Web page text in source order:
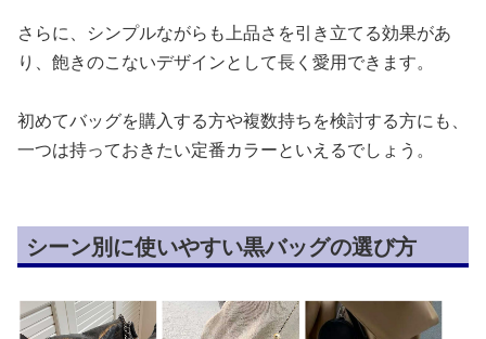
さらに、シンプルながらも上品さを引き立てる効果があ
り、飽きのこないデザインとして長く愛用できます。
初めてバッグを購入する方や複数持ちを検討する方にも、
一つは持っておきたい定番カラーといえるでしょう。
シーン別に使いやすい黒バッグの選び方